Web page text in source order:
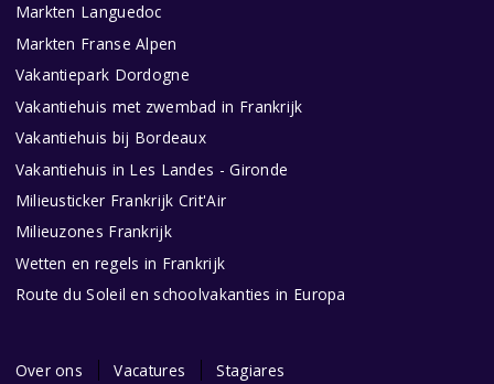
Markten Languedoc
Markten Franse Alpen
Vakantiepark Dordogne
Vakantiehuis met zwembad in Frankrijk
Vakantiehuis bij Bordeaux
Vakantiehuis in Les Landes - Gironde
Milieusticker Frankrijk Crit'Air
Milieuzones Frankrijk
Wetten en regels in Frankrijk
Route du Soleil en schoolvakanties in Europa
Over ons Vacatures Stagiares